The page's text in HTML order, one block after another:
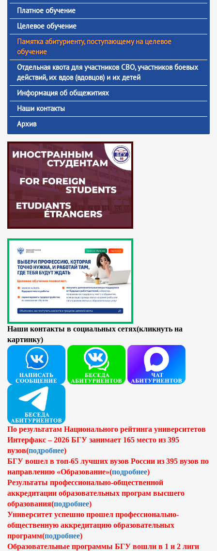
Платное обучение
Целевое обучение
Памятка абитуриенту, поступающему на целевое
обучение
Отдельная квота для участников СВО, участников боевых
действий, их вдов (вдовцов) и их детей
Информация об общежитиях
Наши контакты
Архив
Наши контакты в социальных сетях(кликнуть на
картинку)
По результатам Национального рейтинга университетов
Интерфакс – 2026 БГУ занимает 165 место из 395
вузов(подробнее)
БГУ вошел в топ-65 лучших вузов России из 395 вузов по
направлению «Образование»(подробнее)
Результаты профессионально-общественной
аккредитации образовательных програм высшего
образования(подробнее)
Университет успешно прошел профессионально-
общественную аккредитацию образовательных
программ(подробнее)
Образовательные программы БГУ вошли в 1 и 2 лиги